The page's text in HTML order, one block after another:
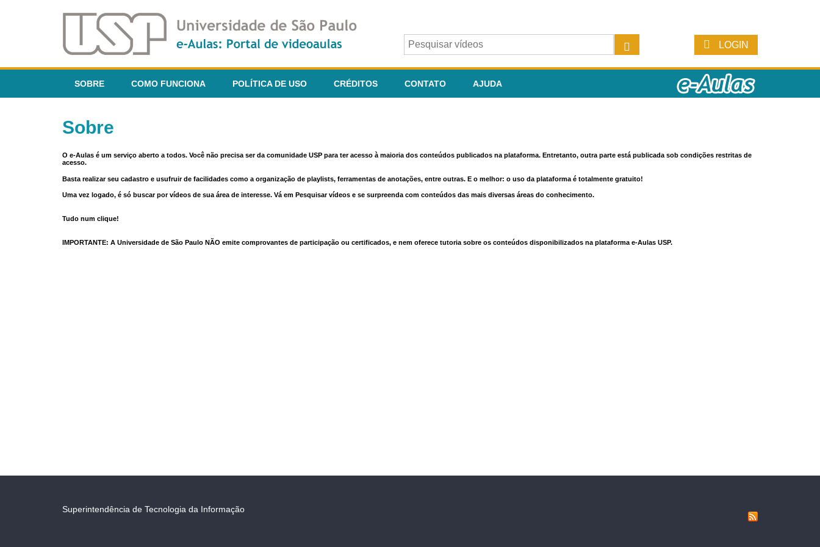
LOGIN
SOBRE COMO FUNCIONA POLÍTICA DE USO CRÉDITOS CONTATO AJUDA
Sobre
O e-Aulas é um serviço aberto a todos. Você não precisa ser da comunidade USP para ter acesso à maioria dos conteúdos publicados na plataforma. Entretanto, outra parte está publicada sob condições restritas de
acesso.
Basta realizar seu cadastro e usufruir de facilidades como a organização de playlists, ferramentas de anotações, entre outras. E o melhor: o uso da plataforma é totalmente gratuito!
Uma vez logado, é só buscar por vídeos de sua área de interesse. Vá em Pesquisar vídeos e se surpreenda com conteúdos das mais diversas áreas do conhecimento.
Tudo num clique!
IMPORTANTE: A Universidade de São Paulo NÃO emite comprovantes de participação ou certificados, e nem oferece tutoria sobre os conteúdos disponibilizados na plataforma e-Aulas USP.
Superintendência de Tecnologia da Informação